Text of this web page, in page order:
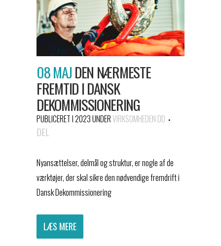
08 MAJDEN NÆRMESTE
FREMTID I DANSK
DEKOMMISSIONERING
PUBLICERET I 2023UNDERVIRKSOMHEDEN DD
DEL
Nyansættelser, delmål og struktur, er nogle af de
værktøjer, der skal sikre den nødvendige fremdrift i
Dansk Dekommissionering
LÆS MERE